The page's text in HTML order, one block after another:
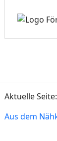
Aktuelle Seite:
Aus dem